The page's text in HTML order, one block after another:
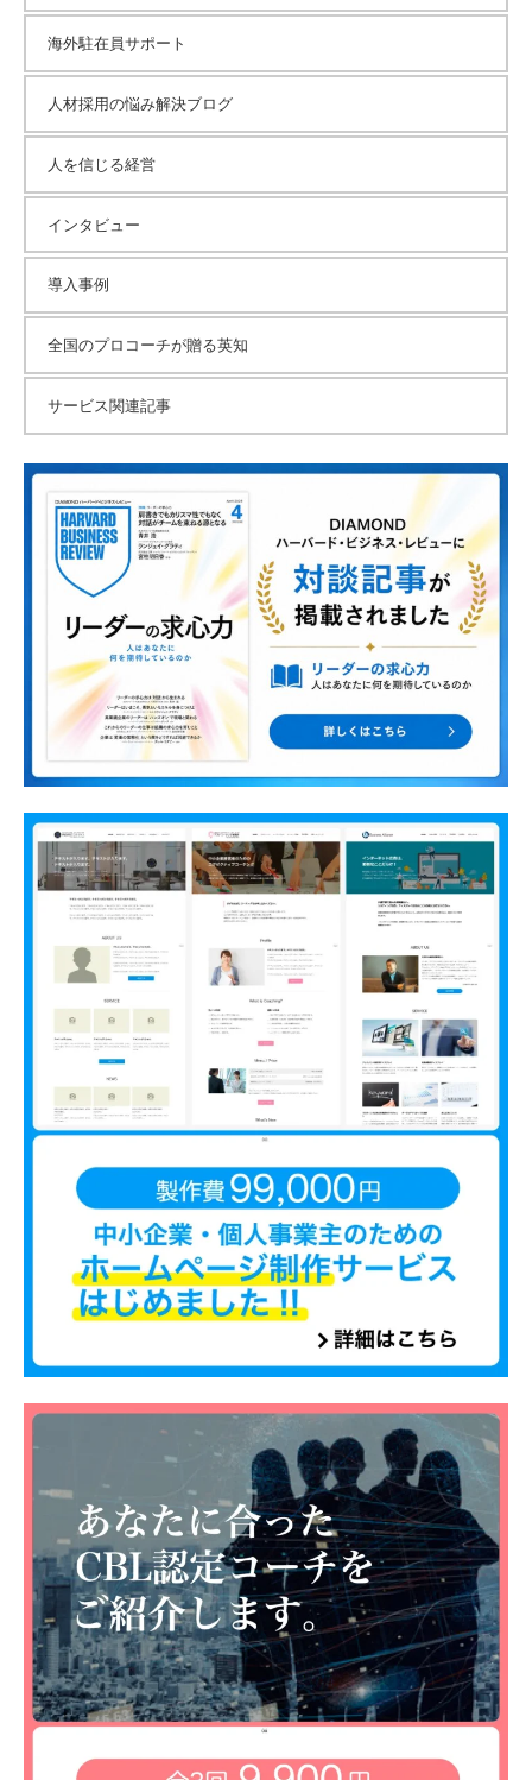
海外駐在員サポート
人材採用の悩み解決ブログ
人を信じる経営
インタビュー
導入事例
全国のプロコーチが贈る英知
サービス関連記事